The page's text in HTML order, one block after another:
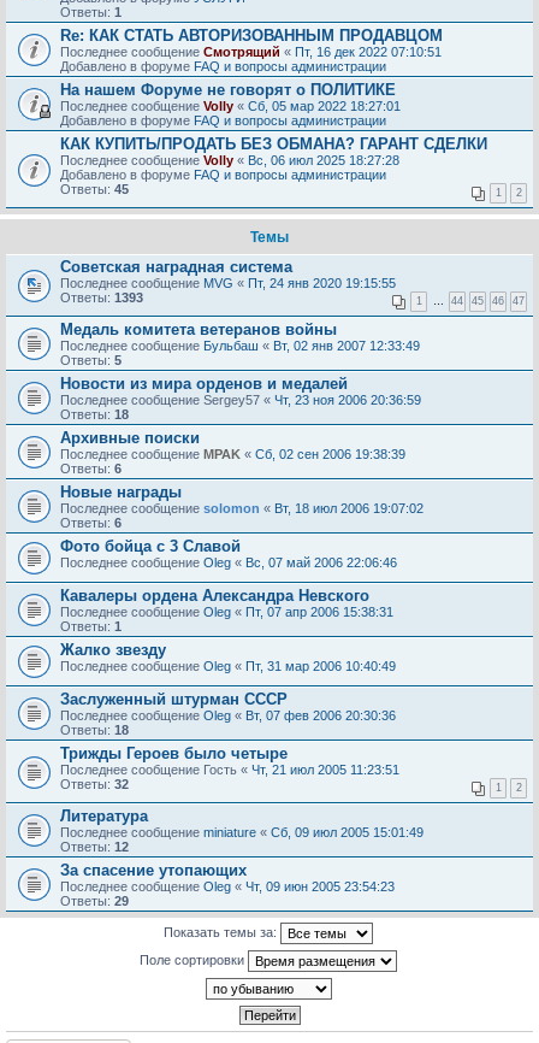
Ответы: 1
Re: КАК СТАТЬ АВТОРИЗОВАННЫМ ПРОДАВЦОМ
Последнее сообщение Смотрящий « Пт, 16 дек 2022 07:10:51
Добавлено в форуме FAQ и вопросы администрации
На нашем Форуме не говорят о ПОЛИТИКЕ
Последнее сообщение Volly « Сб, 05 мар 2022 18:27:01
Добавлено в форуме FAQ и вопросы администрации
КАК КУПИТЬ/ПРОДАТЬ БЕЗ ОБМАНА? ГАРАНТ СДЕЛКИ
Последнее сообщение Volly « Вс, 06 июл 2025 18:27:28
Добавлено в форуме FAQ и вопросы администрации
Ответы: 45 1 2
Темы
Советская наградная система
Последнее сообщение MVG « Пт, 24 янв 2020 19:15:55
Ответы: 1393 1 … 44 45 46 47
Медаль комитета ветеранов войны
Последнее сообщение Бульбаш « Вт, 02 янв 2007 12:33:49
Ответы: 5
Новости из мира орденов и медалей
Последнее сообщение Sergey57 « Чт, 23 ноя 2006 20:36:59
Ответы: 18
Архивные поиски
Последнее сообщение MPAK « Сб, 02 сен 2006 19:38:39
Ответы: 6
Новые награды
Последнее сообщение solomon « Вт, 18 июл 2006 19:07:02
Ответы: 6
Фото бойца с 3 Славой
Последнее сообщение Oleg « Вс, 07 май 2006 22:06:46
Кавалеры ордена Александра Невского
Последнее сообщение Oleg « Пт, 07 апр 2006 15:38:31
Ответы: 1
Жалко звезду
Последнее сообщение Oleg « Пт, 31 мар 2006 10:40:49
Заслужeнный штурман СССР
Последнее сообщение Oleg « Вт, 07 фев 2006 20:30:36
Ответы: 18
Трижды Героев было четыре
Последнее сообщение Гость « Чт, 21 июл 2005 11:23:51
Ответы: 32 1 2
Литература
Последнее сообщение miniature « Сб, 09 июл 2005 15:01:49
Ответы: 12
За спасение утопающих
Последнее сообщение Oleg « Чт, 09 июн 2005 23:54:23
Ответы: 29
Показать темы за:
Поле сортировки